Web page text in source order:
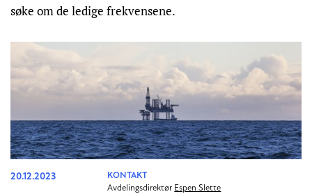
søke om de ledige frekvensene.
20.12.2023
KONTAKT
Avdelingsdirektør Espen Slette